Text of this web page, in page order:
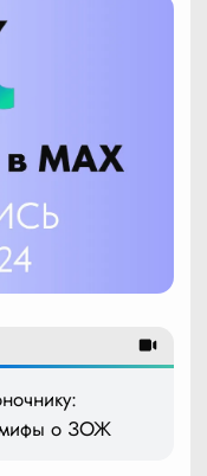
мифы о ЗОЖ